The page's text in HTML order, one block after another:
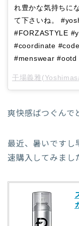
れ豊かな気持ちに
て下さいね。
#FORZASTYLE
#coordinate
#menswear #ootd
干場義雅
爽快感ばつぐんで
最近、暑いですし
速購入してみまし